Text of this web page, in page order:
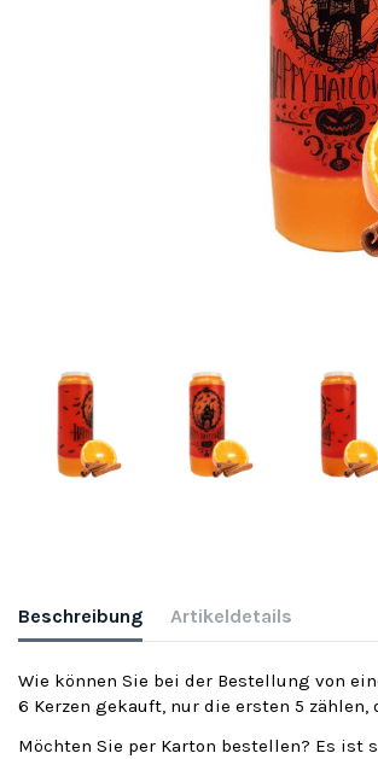
Beschreibung Artikeldetails
Wie können Sie bei der Bestellung von
6 Kerzen gekauft, nur die ersten 5
Möchten Sie per Karton bestellen? Es ist